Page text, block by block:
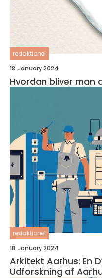
redaktionel
18. January 2024
Hvordan bliver man
redaktionel
18. January 2024
Arkitekt Aarhus: En
Udforskning af